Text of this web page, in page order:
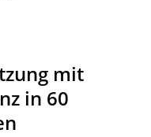
mit
in 60